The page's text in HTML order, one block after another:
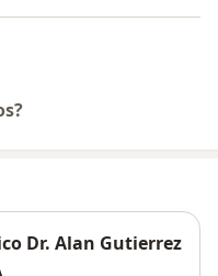
Dr. Alan Gutierrez